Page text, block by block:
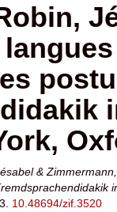
&
10.48694/zif.3520